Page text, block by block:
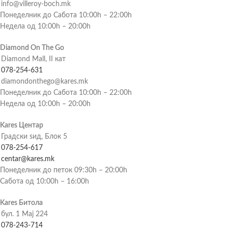
info@villeroy-boch.mk
Понеделник до Сабота 10:00h – 22:00h
Недела од 10:00h – 20:00h
Diamond On The Go
Diamond Mall, II кат
078-254-631
diamondonthego@kares.mk
Понеделник до Сабота 10:00h – 22:00h
Недела од 10:00h – 20:00h
Kares Центар
Градски ѕид, Блок 5
078-254-617
centar@kares.mk
Понеделник до петок 09:30h – 20:00h
Сабота од 10:00h – 16:00h
Kares Битола
бул. 1 Мај 224
078-243-714